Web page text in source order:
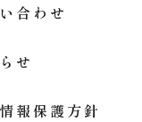
合わせ
せ
報保護方針